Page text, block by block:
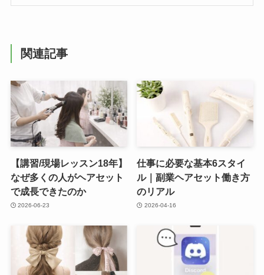
関連記事
【講習/現場レッスン18年】
なぜ多くの人がヘアセット
で成長できたのか
2026-06-23
仕事に必要な基本6スタイ
ル｜副業ヘアセット働き方
のリアル
2026-04-16